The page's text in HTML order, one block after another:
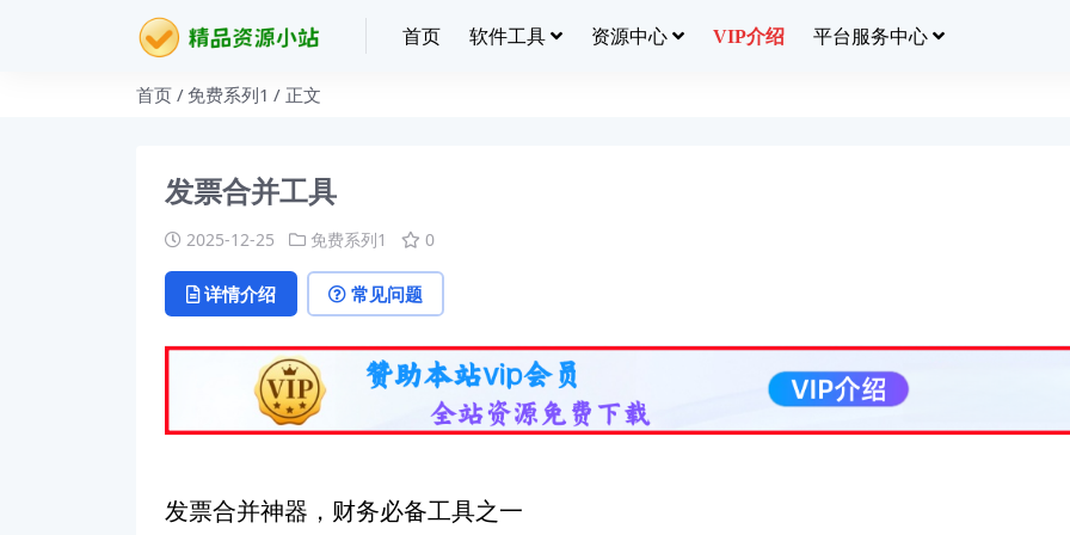
首页 软件工具 资源中心 VIP介绍 平台服务中心
首页 免费系列1 正文
发票合并工具
2025-12-25 免费系列1 0
详情介绍 常见问题
发票合并神器，财务必备工具之一